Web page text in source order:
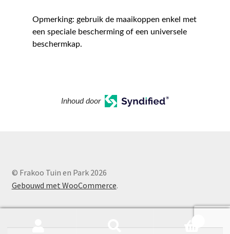
Opmerking: gebruik de maaikoppen enkel met
een speciale bescherming of een universele
beschermkap.
Inhoud door
© Frakoo Tuin en Park 2026
Gebouwd met WooCommerce.